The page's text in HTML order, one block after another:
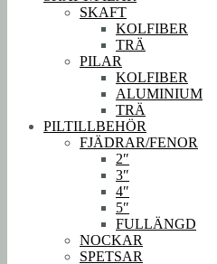
SKAFT
KOLFIBER
TRÄ
PILAR
KOLFIBER
ALUMINIUM
TRÄ
PILTILLBEHÖR
FJÄDRAR/FENOR
2″
3″
4″
5″
FULLÄNGD
NOCKAR
SPETSAR